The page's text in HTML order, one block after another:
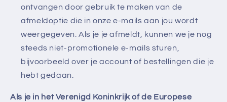
ontvangen door gebruik te maken van de
afmeldoptie die in onze e-mails aan jou wordt
weergegeven. Als je je afmeldt, kunnen we je nog
steeds niet-promotionele e-mails sturen,
bijvoorbeeld over je account of bestellingen die je
hebt gedaan.
Als je in het Verenigd Koninkrijk of de Europese